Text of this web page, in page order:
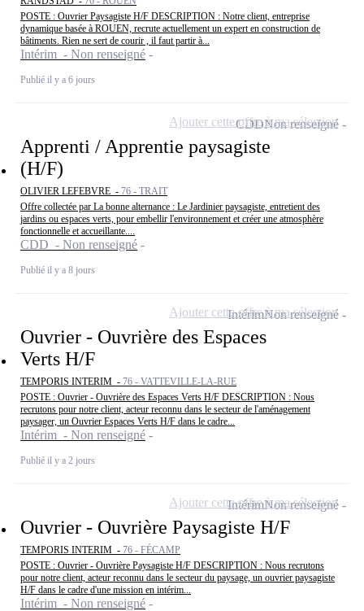
POSTE : Ouvrier Paysagiste H/F DESCRIPTION : Notre client, entreprise
dynamique basée à ROUEN, recrute actuellement un expert en construction de
bâtiments. Rien ne sert de courir , il faut partir à...
Intérim - Non renseigné
Publié il y a 6 jours
Apprenti / Apprentie paysagiste
(H/F)
OLIVIER LEFEBVRE - 76 - TRAIT
Offre collectée par La bonne alternance : Le Jardinier paysagiste, entretient des
jardins ou espaces verts, pour embellir l'environnement et créer une atmosphère
fonctionnelle et accueillante....
CDD - Non renseigné
Publié il y a 8 jours
CDDNon renseigné
Ajouter cette offre à ma sélection
Ouvrier - Ouvrière des Espaces
Verts H/F
TEMPORIS INTERIM - 76 - VATTEVILLE-LA-RUE
POSTE : Ouvrier - Ouvrière des Espaces Verts H/F DESCRIPTION : Nous
recrutons pour notre client, acteur reconnu dans le secteur de l'aménagement
paysager, un Ouvrier Espaces Verts H/F dans le cadre...
Intérim - Non renseigné
Publié il y a 2 jours
IntérimNon renseigné
Ajouter cette offre à ma sélection
Ouvrier - Ouvrière Paysagiste H/F
TEMPORIS INTERIM - 76 - FÉCAMP
POSTE : Ouvrier - Ouvrière Paysagiste H/F DESCRIPTION : Nous recrutons
pour notre client, acteur reconnu dans le secteur du paysage, un ouvrier paysagiste
H/F dans le cadre d'une mission en intérim...
Intérim - Non renseigné
IntérimNon renseigné
Ajouter cette offre à ma sélection